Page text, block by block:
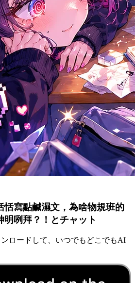
恬寫點鹹濕文，為啥物規班的
明咧拜？！とチャット
ロードして、いつでもどこでもAI